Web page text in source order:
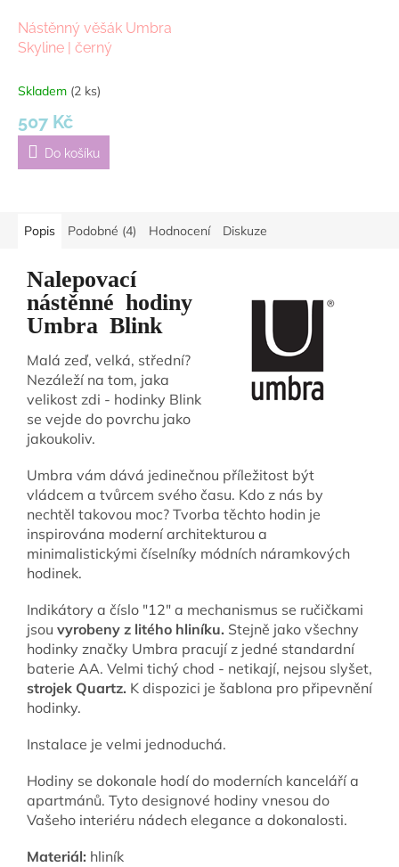
Nástěnný věšák Umbra
Skyline | černý
Skladem (2 ks)
507 Kč
Do košíku
Popis Podobné (4) Hodnocení Diskuze
Nalepovací
nástěnné hodiny
Umbra Blink
Malá zeď, velká, střední?
Nezáleží na tom, jaka
velikost zdi - hodinky Blink
se vejde do povrchu jako
jakoukoliv.
Umbra vám dává jedinečnou příležitost být
vládcem a tvůrcem svého času. Kdo z nás by
nechtěl takovou moc? Tvorba těchto hodin je
inspirována moderní architekturou a
minimalistickými číselníky módních náramkových
hodinek.
Indikátory a číslo "12" a mechanismus se ručičkami
jsou vyrobeny z litého hliníku. Stejně jako všechny
hodinky značky Umbra pracují z jedné standardní
baterie AA. Velmi tichý chod - netikají, nejsou slyšet,
strojek Quartz. K dispozici je šablona pro připevnění
hodinky.
Instalace je velmi jednoduchá.
Hodiny se dokonale hodí do moderních kanceláří a
apartmánů. Tyto designové hodiny vnesou do
Vašeho interiéru nádech elegance a dokonalosti.
Materiál: hliník